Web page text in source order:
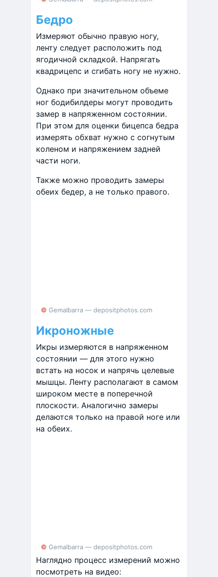
Бедро
Измеряют обычно правую ногу,
ленту следует расположить под
ягодичной складкой. Напрягать
квадрицепс и сгибать ногу не нужно.
Однако при значительном объеме
ног бодибилдеры могут проводить
замер в напряженном состоянии.
При этом для оценки бицепса бедра
измерять обхват нужно с согнутым
коленом и напряжением задней
части ноги.
Также можно проводить замеры
обеих бедер, а не только правого.
© GemaIbarra — depositphotos.com
Икроножные
Икры измеряются в напряженном
состоянии — для этого нужно
встать на носок и напрячь целевые
мышцы. Ленту располагают в самом
широком месте в поперечной
плоскости. Аналогично замеры
делаются только на правой ноге или
на обеих.
© GemaIbarra — depositphotos.com
Наглядно процесс измерений можно
посмотреть на видео: